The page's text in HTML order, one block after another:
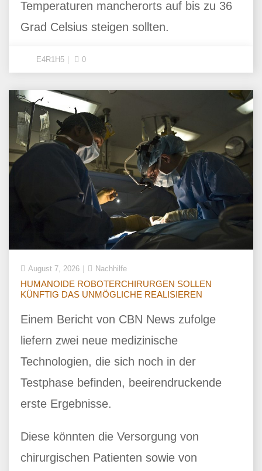
Temperaturen mancherorts auf bis zu 36
Grad Celsius steigen sollten.
E4R1H5 0
August 7, 2026 Nachhilfe
HUMANOIDE ROBOTERCHIRURGEN SOLLEN
KÜNFTIG DAS UNMÖGLICHE REALISIEREN
Einem Bericht von CBN News zufolge
liefern zwei neue medizinische
Technologien, die sich noch in der
Testphase befinden, beeirendruckende
erste Ergebnisse.
Diese könnten die Versorgung von
chirurgischen Patienten sowie von